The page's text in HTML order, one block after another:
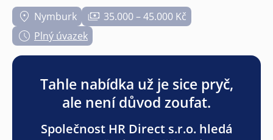
Nymburk
35.000 – 45.000 Kč
Plný úvazek
Tahle nabídka už je sice pryč,
ale není důvod zoufat.
Společnost HR Direct s.r.o. hledá